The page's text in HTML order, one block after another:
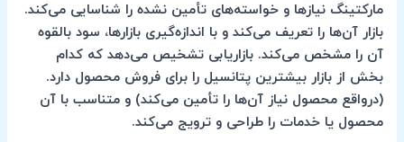
مارکتینگ نیازها و خواسته‌های تأمین نشده را شناسایی می‌کند.
بازار آن‌ها را تعریف می‌کند و با اندازه‌گیری بازارها، سود بالقوه
آن را مشخص می‌کند. بازاریابی تشخیص می‌دهد که کدام
بخش از بازار بیشترین پتانسیل را برای فروش محصول دارد.
(درواقع محصول نیاز آن‌ها را تأمین می‌کند) و متناسب با آن
محصول یا خدمات را طراحی و ترویج می‌کند.